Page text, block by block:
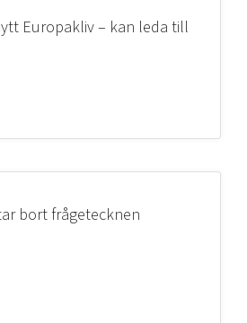
Europakliv – kan leda till
bort frågetecknen